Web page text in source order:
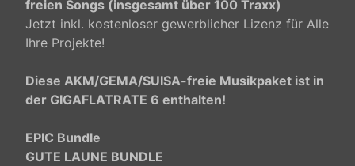
freien Songs (insgesamt über 100 Traxx)
Jetzt inkl. kostenloser gewerblicher Lizenz für Alle
Ihre Projekte!
Diese AKM/GEMA/SUISA-freie Musikpaket ist in
der GIGAFLATRATE 6 enthalten!
EPIC Bundle
GUTE LAUNE BUNDLE